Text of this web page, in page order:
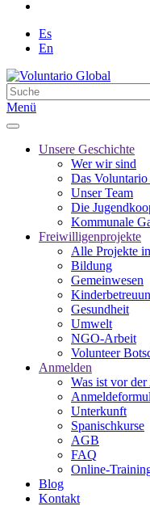
Es
En
Menü
Unsere Geschichte
Wer wir sind
Das
Unser Team
Die
Kommunale
Freiwilligenprojekte
Alle Projekte
Bildung
Gemeinwesen
Gesundheit
Umwelt
NGO-Arbeit
Volunteer
Anmelden
Was ist vor
Unterkunft
Spanischkurse
AGB
FAQ
Online-
Blog
Kontakt